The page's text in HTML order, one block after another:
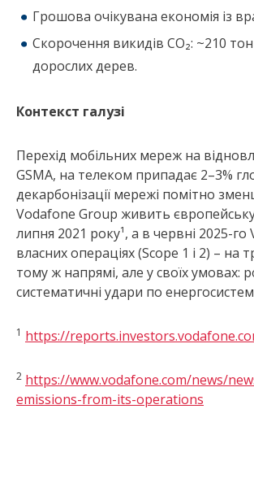
Грошова очікувана економія із
Скорочення викидів CO₂: ~210
дорослих дерев.
Контекст галузі
Перехід мобільних мереж на
GSMA, на телеком припадає 2–3%
декарбонізації мережі помітно
Vodafone Group живить
липня 2021 року¹, а в червні 2025-
власних операціях (Scope 1 і 2) – на
тому ж напрямі, але у своїх умовах:
систематичні удари по
1 https://
2 https://www.vodafone.com/news/
emissions-from-its-operations